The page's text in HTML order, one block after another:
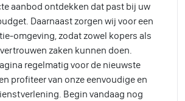
aanbod ontdekken dat past bij uw
Daarnaast zorgen wij voor een
omgeving, zodat zowel kopers als
zaken kunnen doen.
regelmatig voor de nieuwste
profiteer van onze eenvoudige en
Begin vandaag nog